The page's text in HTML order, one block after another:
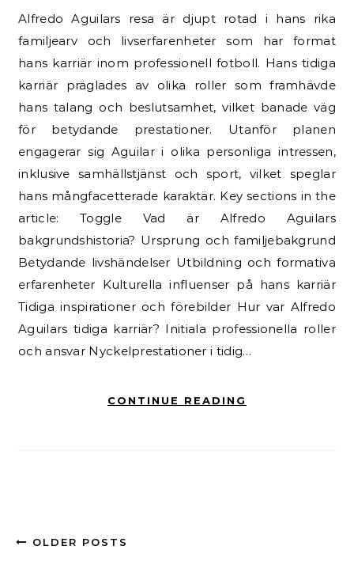
Alfredo Aguilars resa är djupt rotad i hans rika
familjearv och livserfarenheter som har format
hans karriär inom professionell fotboll. Hans tidiga
karriär präglades av olika roller som framhävde
hans talang och beslutsamhet, vilket banade väg
för betydande prestationer. Utanför planen
engagerar sig Aguilar i olika personliga intressen,
inklusive samhällstjänst och sport, vilket speglar
hans mångfacetterade karaktär. Key sections in the
article: Toggle Vad är Alfredo Aguilars
bakgrundshistoria? Ursprung och familjebakgrund
Betydande livshändelser Utbildning och formativa
erfarenheter Kulturella influenser på hans karriär
Tidiga inspirationer och förebilder Hur var Alfredo
Aguilars tidiga karriär? Initiala professionella roller
och ansvar Nyckelprestationer i tidig…
CONTINUE READING
OLDER POSTS